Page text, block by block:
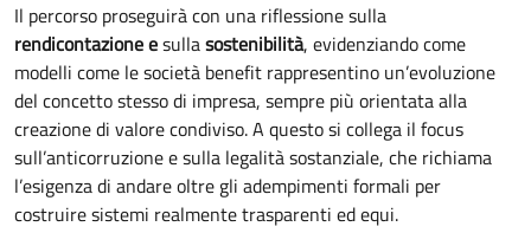
Il percorso proseguirà con una riflessione sulla
rendicontazione esullasostenibilità, evidenziando come
modelli come le società benefit rappresentino un’evoluzione
del concetto stesso di impresa, sempre più orientata alla
creazione di valore condiviso. A questo si collega il focus
sull’anticorruzione e sulla legalità sostanziale, che richiama
l’esigenza di andare oltre gli adempimenti formali per
costruire sistemi realmente trasparenti ed equi.